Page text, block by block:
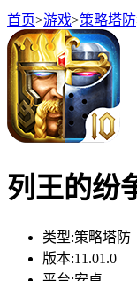
首页>游戏>策略塔防
列王的纷
类型:策略塔防
版本:11.01.0